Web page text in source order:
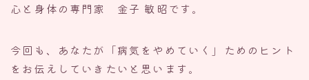
心と身体の専門家 金子 敏昭です。
今回も、あなたが「病気をやめていく」ためのヒント
をお伝えしていきたいと思います。